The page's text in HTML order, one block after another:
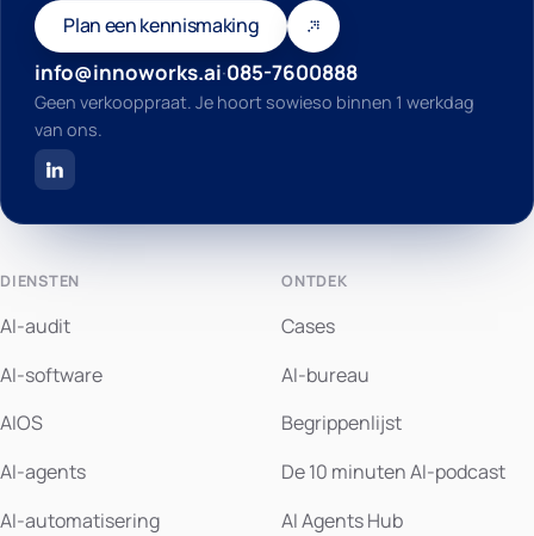
Plan een kennismaking
info@innoworks.ai·085-7600888
Geen verkooppraat. Je hoort sowieso binnen 1 werkdag
van ons.
DIENSTEN
AI-audit
AI-software
AIOS
AI-agents
AI-automatisering
ONTDEK
Cases
AI-bureau
Begrippenlijst
De 10 minuten AI-podcast
AI Agents Hub